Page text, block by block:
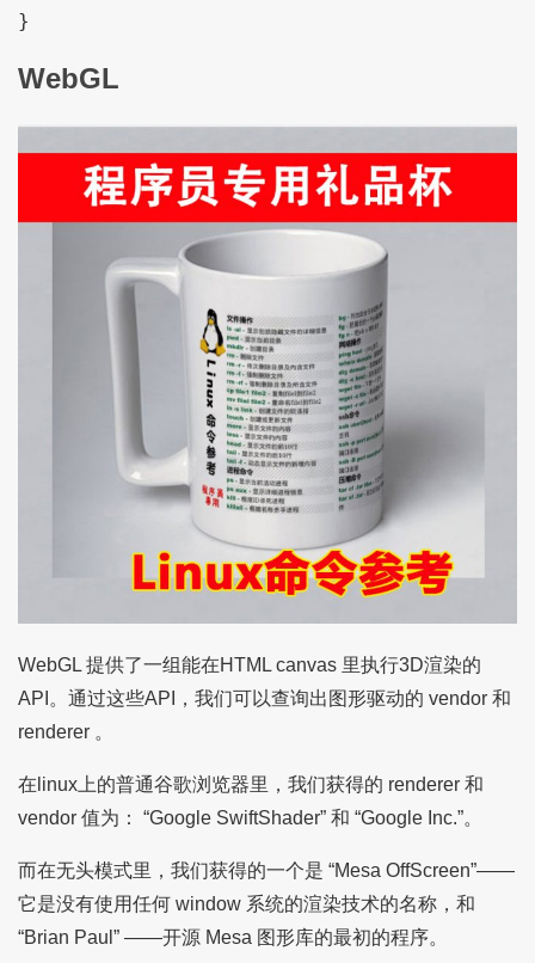
}
WebGL
WebGL 提供了一组能在HTML canvas 里执行3D渲染的
API。通过这些API，我们可以查询出图形驱动的 vendor 和
renderer 。
在linux上的普通谷歌浏览器里，我们获得的 renderer 和
vendor 值为： “Google SwiftShader” 和 “Google Inc.”。
而在无头模式里，我们获得的一个是 “Mesa OffScreen”——
它是没有使用任何 window 系统的渲染技术的名称，和
“Brian Paul” ——开源 Mesa 图形库的最初的程序。